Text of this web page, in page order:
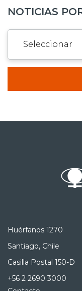
NOTICIAS
Huérfanos 1270
Santiago, Chile
Casilla Postal 150-D
+56 2 2690 3000